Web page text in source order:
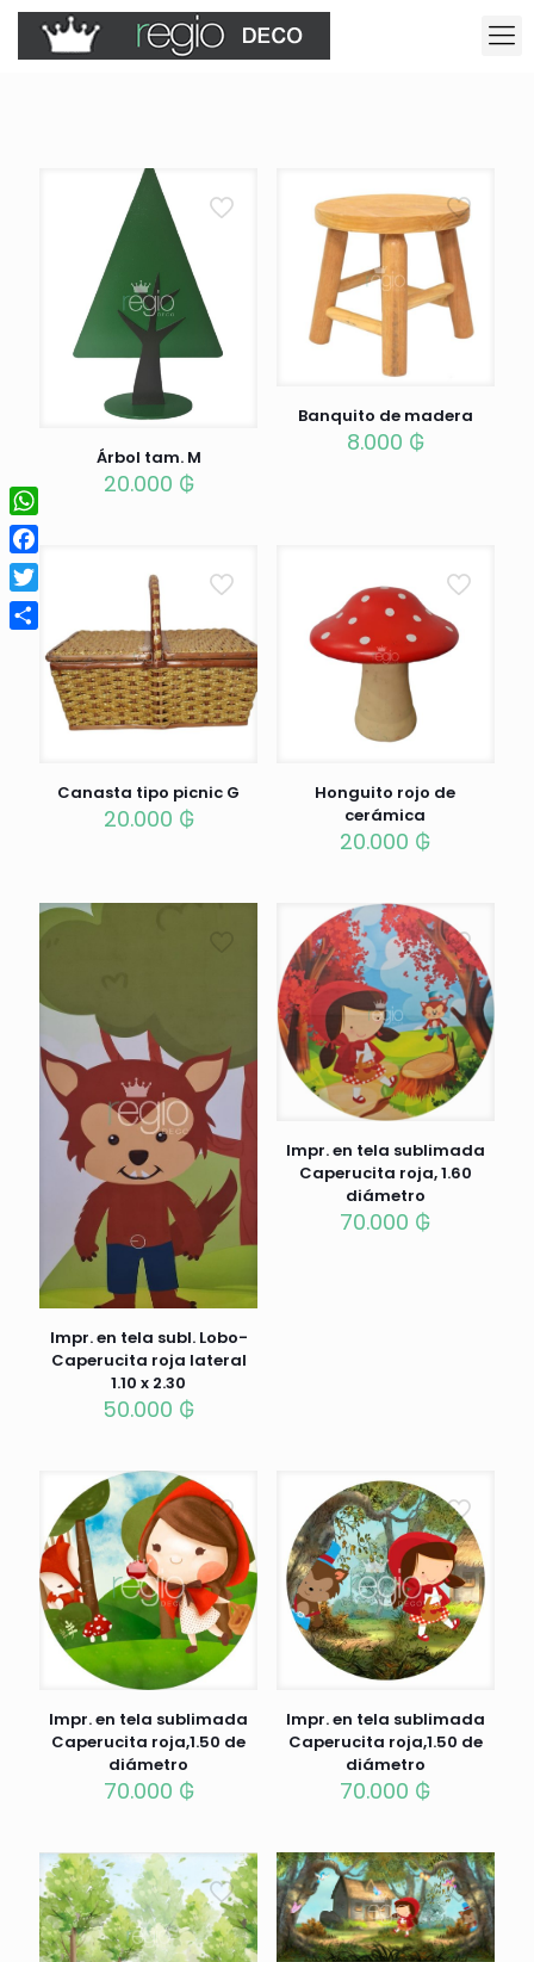
Árbol tam. M
20.000 ₲
Banquito de madera
8.000 ₲
Canasta tipo picnic G
20.000 ₲
Honguito rojo de
cerámica
20.000 ₲
Impr. en tela subl. Lobo-
Caperucita roja lateral
1.10 x 2.30
50.000 ₲
Impr. en tela sublimada
Caperucita roja, 1.60
diámetro
70.000 ₲
Impr. en tela sublimada
Caperucita roja,1.50 de
diámetro
70.000 ₲
Impr. en tela sublimada
Caperucita roja,1.50 de
diámetro
70.000 ₲
WhatsApp
Facebook
Twitter
Compartir